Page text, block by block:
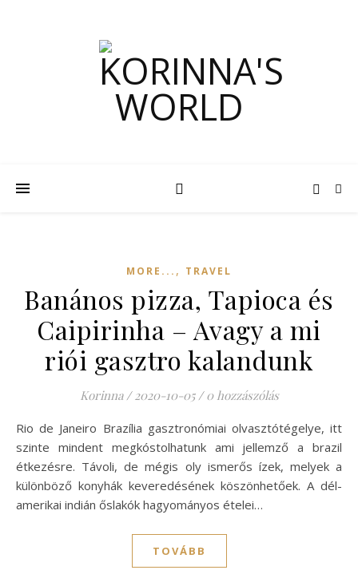
MORE... , TRAVEL
Banános pizza, Tapioca és
Caipirinha – Avagy a mi
riói gasztro kalandunk
Korinna / 2020-10-05 / 0 hozzászólás
Rio de Janeiro Brazília gasztronómiai olvasztótégelye, itt
szinte mindent megkóstolhatunk ami jellemző a brazil
étkezésre. Távoli, de mégis oly ismerős ízek, melyek a
különböző konyhák keveredésének köszönhetőek. A dél-
amerikai indián őslakók hagyományos ételei…
TOVÁBB